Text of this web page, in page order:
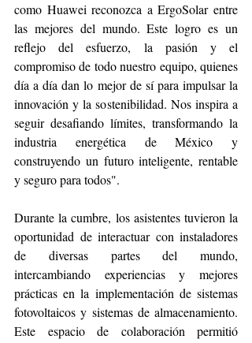
como Huawei reconozca a ErgoSolar entre
las mejores del mundo. Este logro es un
reflejo del esfuerzo, la pasión y el
compromiso de todo nuestro equipo, quienes
día a día dan lo mejor de sí para impulsar la
innovación y la sostenibilidad. Nos inspira a
seguir desafiando límites, transformando la
industria energética de México y
construyendo un futuro inteligente, rentable
y seguro para todos".
Durante la cumbre, los asistentes tuvieron la
oportunidad de interactuar con instaladores
de diversas partes del mundo,
intercambiando experiencias y mejores
prácticas en la implementación de sistemas
fotovoltaicos y sistemas de almacenamiento.
Este espacio de colaboración permitió